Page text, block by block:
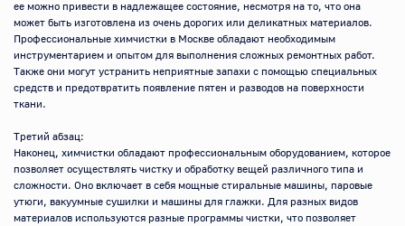
ее можно привести в надлежащее состояние, несмотря на то, что она
может быть изготовлена из очень дорогих или деликатных материалов.
Профессиональные химчистки в Москве обладают необходимым
инструментарием и опытом для выполнения сложных ремонтных работ.
Также они могут устранить неприятные запахи с помощью специальных
средств и предотвратить появление пятен и разводов на поверхности
ткани.
Третий абзац:
Наконец, химчистки обладают профессиональным оборудованием, которое
позволяет осуществлять чистку и обработку вещей различного типа и
сложности. Оно включает в себя мощные стиральные машины, паровые
утюги, вакуумные сушилки и машины для глажки. Для разных видов
материалов используются разные программы чистки, что позволяет